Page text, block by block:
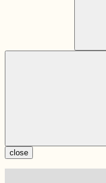
close